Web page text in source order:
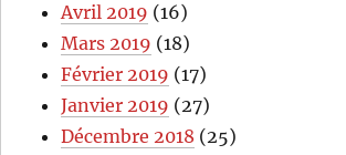
Avril 2019 (16)
Mars 2019 (18)
Février 2019 (17)
Janvier 2019 (27)
Décembre 2018 (25)